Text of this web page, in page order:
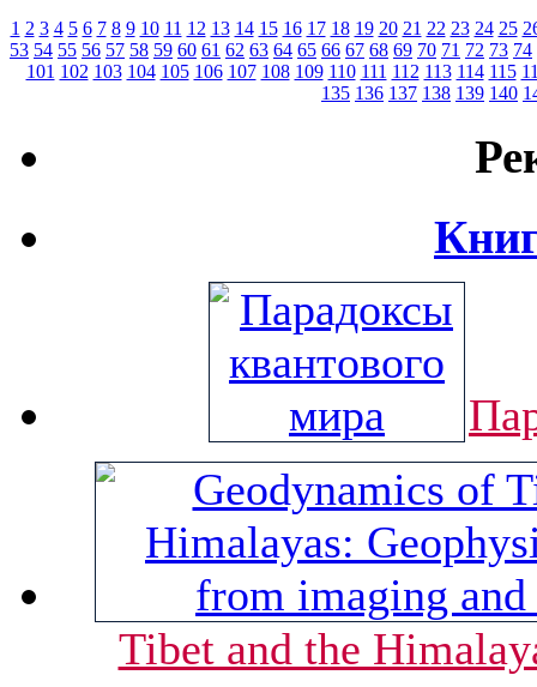
1 2 3 4 5 6 7 8 9 10 11 12 13 14 15 16 17 18 19 20 21 22 23 24 25
53 54 55 56 57 58 59 60 61 62 63 64 65 66 67 68 69 70 71 72 73 74
101 102 103 104 105 106 107 108 109 110 111 112 113 114 115
135 136 137 138 139 140
Tibet and the